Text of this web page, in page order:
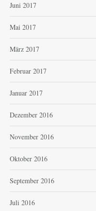
Juni 2017
Mai 2017
März 2017
Februar 2017
Januar 2017
Dezember 2016
November 2016
Oktober 2016
September 2016
Juli 2016